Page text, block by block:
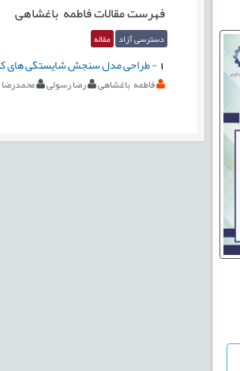
فهرست مقالاتفاطمه باغشاهی
دسترسی آزاد مقاله
1
-طراحی مدل سنجش شایستگی های
فاطمه باغشاهی رضا رسولی محمدرضا